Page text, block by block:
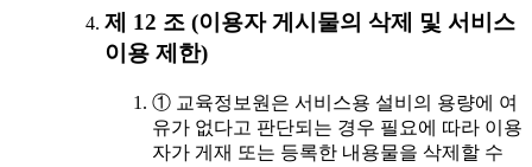
제 12 조 (이용자 게시물의 삭제 및 서비스
이용 제한)
① 교육정보원은 서비스용 설비의 용량에 여
유가 없다고 판단되는 경우 필요에 따라 이용
자가 게재 또는 등록한 내용물을 삭제할 수